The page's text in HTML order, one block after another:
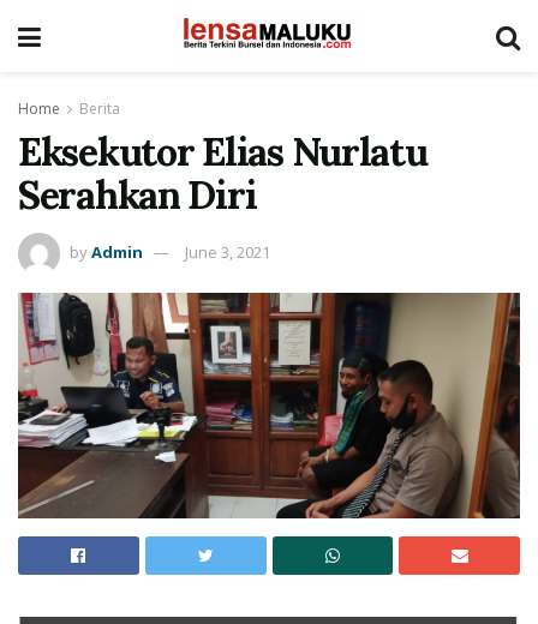
Home Berita
Eksekutor Elias Nurlatu
Serahkan Diri
byAdmin June 3, 2021